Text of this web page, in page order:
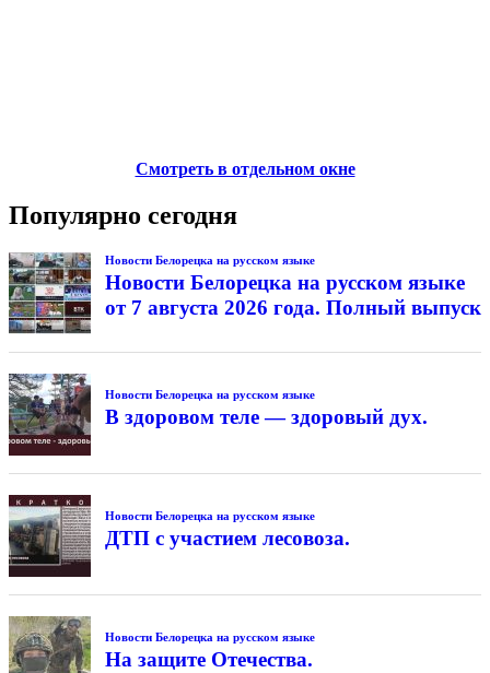
Смотреть в отдельном окне
Популярно сегодня
Новости Белорецка на русском языке
Новости Белорецка на русском языке
от 7 августа 2026 года. Полный выпуск
Новости Белорецка на русском языке
В здоровом теле — здоровый дух.
Новости Белорецка на русском языке
ДТП с участием лесовоза.
Новости Белорецка на русском языке
На защите Отечества.